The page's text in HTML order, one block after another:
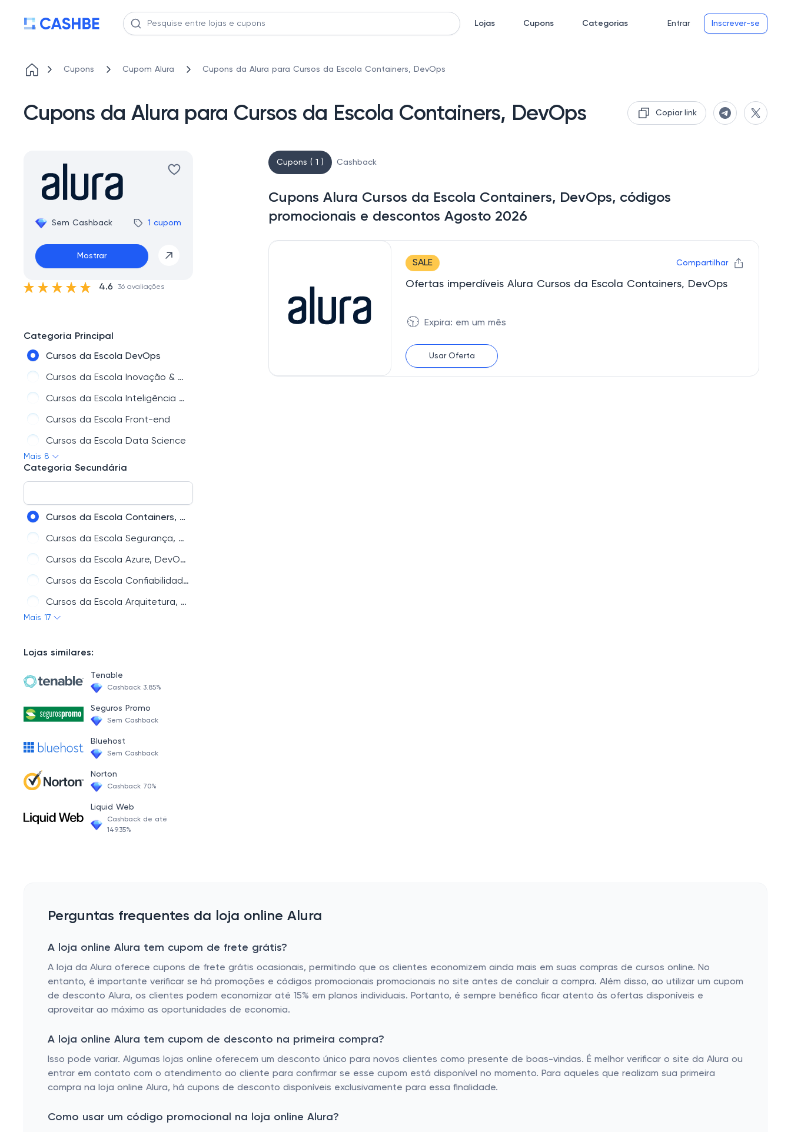
Lojas Cupons Categorias Entrar Inscrever-se
Cupons Cupom Alura Cupons da Alura para Cursos da Escola Containers, DevOps
Cupons da Alura para Cursos da Escola Containers, DevOps Copiar link
Sem Cashback 1 cupom
Mostrar
4.6 36 avaliações
Categoria Principal
Cursos da Escola DevOps
Cursos da Escola Inovação & Gestão
Cursos da Escola Inteligência Artificial
Cursos da Escola Front-end
Cursos da Escola Data Science
Cursos da Escola UX & Design
Cursos da Escola Programação
Cursos da Escola Mobile
Mais 8
Categoria Secundária
Cursos da Escola Containers, DevOps
Cursos da Escola Segurança, DevOps
Cursos da Escola Azure, DevOps
Cursos da Escola Confiabilidade, DevOps
Cursos da Escola Arquitetura, DevOps
Cursos da Escola AWS, DevOps
Cursos da Escola Linux, DevOps
Mais 17
Lojas similares:
Tenable
Cashback 3.85%
Seguros Promo
Sem Cashback
Bluehost
Sem Cashback
Norton
Cashback 70%
Liquid Web
Cashback de até
149.35%
Cupons ( 1 ) Cashback
Cupons Alura Cursos da Escola Containers, DevOps, códigos
promocionais e descontos Agosto 2026
SALE Compartilhar
Ofertas imperdíveis Alura Cursos da Escola Containers, DevOps
🕥 Expira: em um mês
Usar Oferta
Perguntas frequentes da loja online Alura
A loja online Alura tem cupom de frete grátis?
A loja da Alura oferece cupons de frete grátis ocasionais, permitindo que os clientes economizem ainda mais em suas compras de cursos online. No
entanto, é importante verificar se há promoções e códigos promocionais promocionais no site antes de concluir a compra. Além disso, ao utilizar um cupom
de desconto Alura, os clientes podem economizar até 15% em planos individuais. Portanto, é sempre benéfico ficar atento às ofertas disponíveis e
aproveitar ao máximo as oportunidades de economia.
A loja online Alura tem cupom de desconto na primeira compra?
Isso pode variar. Algumas lojas online oferecem um desconto único para novos clientes como presente de boas-vindas. É melhor verificar o site da Alura ou
entrar em contato com o atendimento ao cliente para confirmar se esse cupom está disponível no momento. Para aqueles que realizam sua primeira
compra na loja online Alura, há cupons de desconto disponíveis exclusivamente para essa finalidade.
Como usar um código promocional na loja online Alura?